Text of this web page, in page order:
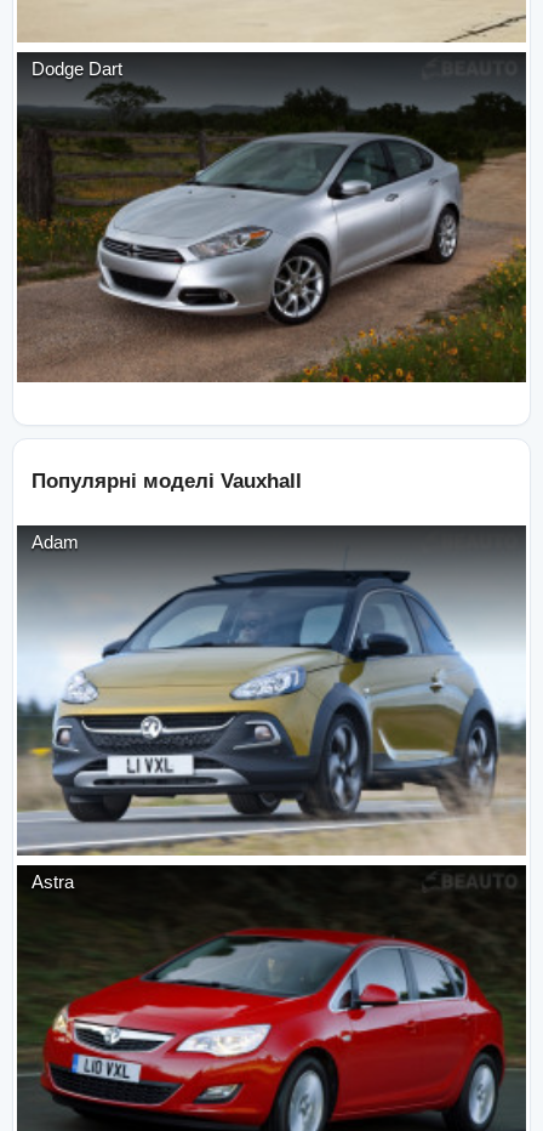
Dodge Dart
Популярні моделі Vauxhall
Adam
Astra